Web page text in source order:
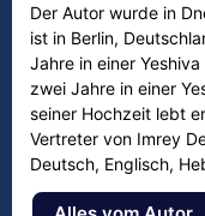
Der Autor wurde in
ist in Berlin,
Jahre in einer
zwei Jahre in einer
seiner Hochzeit lebt
Vertreter von Imrey
Deutsch, Englisch,